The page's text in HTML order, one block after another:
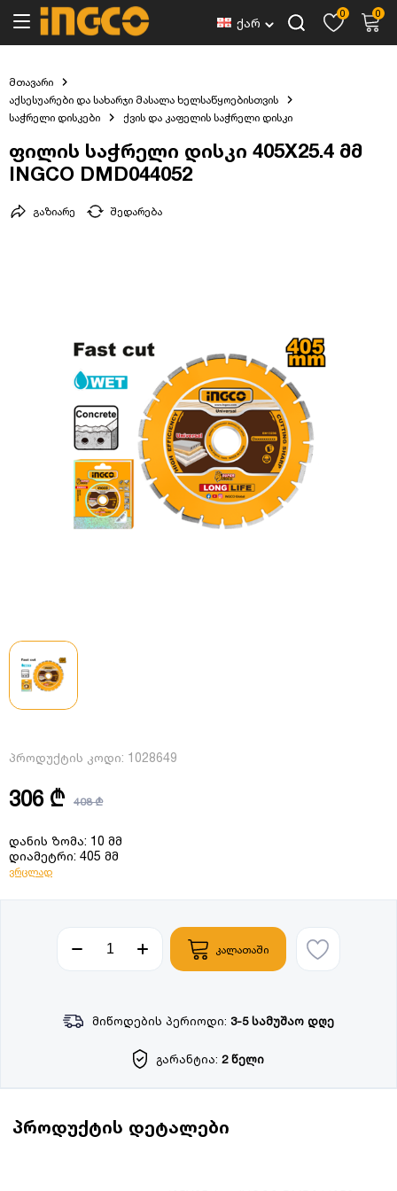
ქარ
0 0
მთავარი
აქსესუარები და სახარჯი მასალა ხელსაწყოებისთვის
საჭრელი დისკები
ქვის და კაფელის საჭრელი დისკი
ფილის საჭრელი დისკი 405X25.4 მმ
INGCO DMD044052
შედარება
გაზიარე
პროდუქტის კოდი: 1028649
306 ₾ 408 ₾
დანის ზომა: 10 მმ
დიამეტრი: 405 მმ
ვრცლად
კალათაში
მიწოდების პერიოდი: 3-5 სამუშაო დღე
გარანტია: 2 წელი
პროდუქტის დეტალები